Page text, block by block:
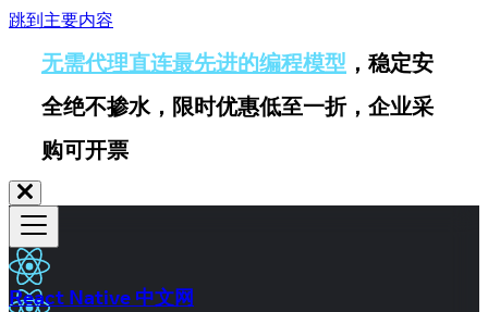
跳到主要内容
无需代理直连最先进的编程模型 ，稳定安
全绝不掺水，限时优惠低至一折，企业采
购可开票
React Native 中文网